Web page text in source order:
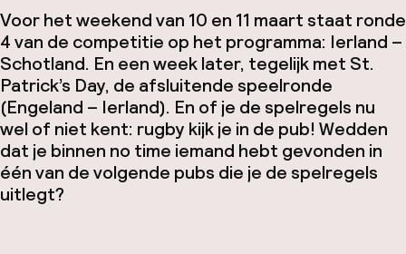
Voor het weekend van 10 en 11 maart staat ronde
4 van de competitie op het programma: Ierland –
Schotland. En een week later, tegelijk met St.
Patrick’s Day, de afsluitende speelronde
(Engeland – Ierland). En of je de spelregels nu
wel of niet kent: rugby kijk je in de pub! Wedden
dat je binnen no time iemand hebt gevonden in
één van de volgende pubs die je de spelregels
uitlegt?